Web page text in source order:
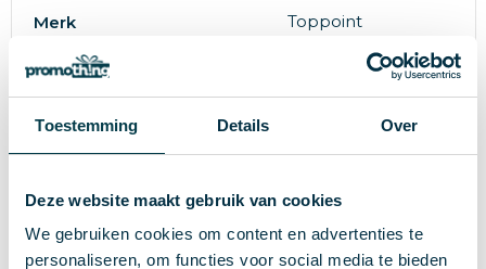
Toestemming Details Over
Deze website maakt gebruik van cookies
We gebruiken cookies om content en advertenties te
personaliseren, om functies voor social media te bieden
Merk Toppoint
Diameter
Artikelnummer 16363
Kleur Wit
Hoogte 10.6 cm